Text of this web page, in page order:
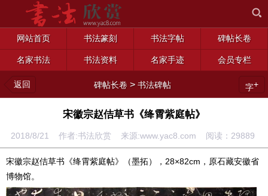
网站首页 书法篆刻 书法字帖 碑帖长卷
名家书法 书法资料 名家手迹 会员专栏
返回 碑帖长卷 >书法碑帖 字+
宋徽宗赵佶草书《绛霄紫庭帖》
2018/8/21 作者:书法欣赏 来源:www.yac8.com 阅读： 29889
宋徽宗赵佶草书《绛霄紫庭帖》（墨拓），28×82cm，原石藏安徽省
博物馆。